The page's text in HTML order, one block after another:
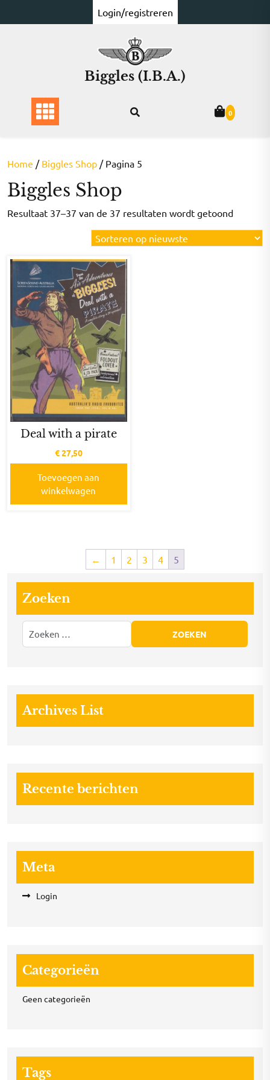
naar
Login/registreren
Biggles (I.B.A.)
0
Home / Biggles Shop / Pagina 5
Biggles Shop
Resultaat 37–37 van de 37 resultaten wordt getoond
op
Deal with a pirate
€27,50
Toevoegen aan
winkelwagen
← 1 2 3 4 5
Zoeken
Archives List
Recente berichten
Meta
Login
Categorieën
Geen categorieën
Tags